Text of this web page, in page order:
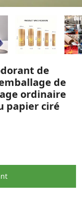
de
de
ordinaire
papier ciré